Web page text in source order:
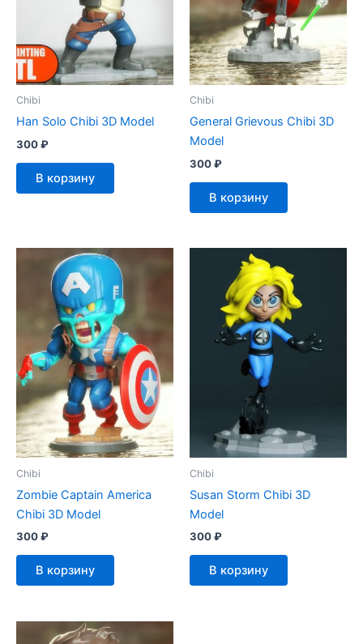
Chibi
Han Solo Chibi 3D Model
300₽
В корзину
Chibi
General Grievous Chibi 3D
Model
300₽
В корзину
Chibi
Zombie Captain America
Chibi 3D Model
300₽
В корзину
Chibi
Susan Storm Chibi 3D
Model
300₽
В корзину